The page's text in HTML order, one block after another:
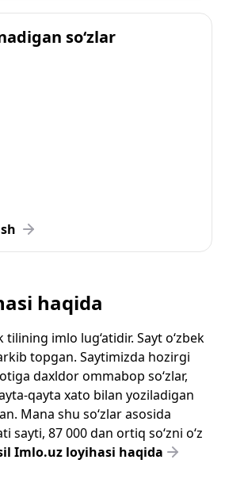
so‘zlar
haqida
imlo lug‘atidir. Sayt o‘zbek
topgan. Saytimizda hozirgi
daxldor ommabop so‘zlar,
qayta xato bilan yoziladigan
Mana shu so‘zlar asosida
sayti, 87 000 dan ortiq so‘zni o‘z
Imlo.uz loyihasi haqida